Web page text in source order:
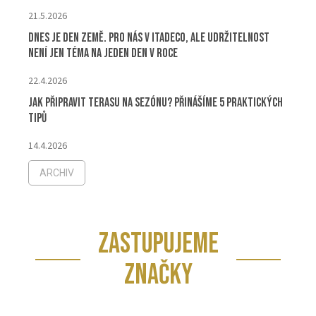
21.5.2026
Dnes je Den Země. Pro nás v ITADECO, ale udržitelnost
není jen téma na jeden den v roce
22.4.2026
Jak připravit terasu na sezónu? Přinášíme 5 praktických
tipů
14.4.2026
ARCHIV
ZASTUPUJEME
ZNAČKY